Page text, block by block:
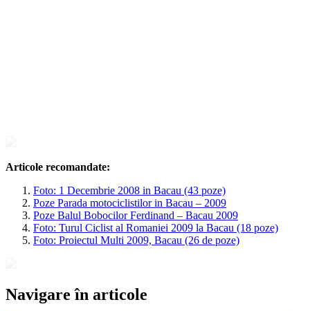
Articole recomandate:
Foto: 1 Decembrie 2008 in Bacau (43 poze)
Poze Parada motociclistilor in Bacau – 2009
Poze Balul Bobocilor Ferdinand – Bacau 2009
Foto: Turul Ciclist al Romaniei 2009 la Bacau (18 poze)
Foto: Proiectul Multi 2009, Bacau (26 de poze)
Navigare în articole